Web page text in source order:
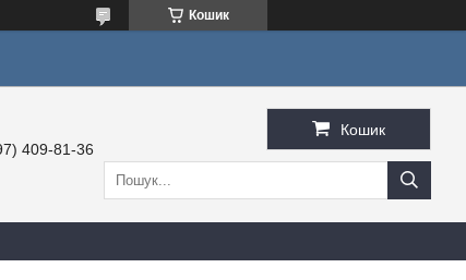
Кошик
409-81-36
Кошик